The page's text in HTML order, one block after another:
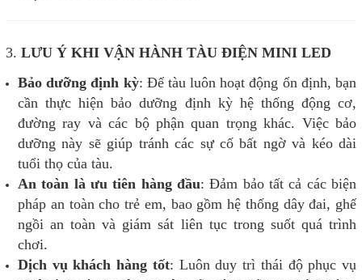
3. LƯU Ý KHI VẬN HÀNH TÀU ĐIỆN MINI LED
Bảo dưỡng định kỳ: Để tàu luôn hoạt động ổn định, bạn
cần thực hiện bảo dưỡng định kỳ hệ thống động cơ,
đường ray và các bộ phận quan trọng khác. Việc bảo
dưỡng này sẽ giúp tránh các sự cố bất ngờ và kéo dài
tuổi thọ của tàu.
An toàn là ưu tiên hàng đầu: Đảm bảo tất cả các biện
pháp an toàn cho trẻ em, bao gồm hệ thống dây đai, ghế
ngồi an toàn và giám sát liên tục trong suốt quá trình
chơi.
Dịch vụ khách hàng tốt: Luôn duy trì thái độ phục vụ